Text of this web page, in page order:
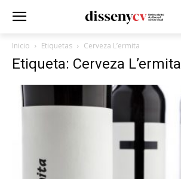
Inicio Etiquetas Cerveza L’ermita
Etiqueta: Cerveza L’ermita